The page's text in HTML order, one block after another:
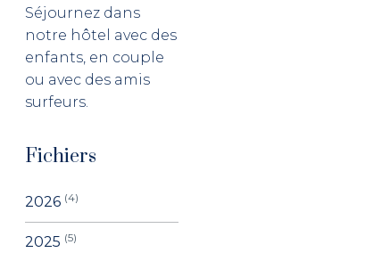
Séjournez dans
notre hôtel avec des
enfants, en couple
ou avec des amis
surfeurs.
Fichiers
2026 (4)
2025 (5)